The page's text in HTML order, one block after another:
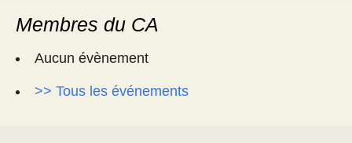
Membres du CA
Aucun évènement
>> Tous les événements